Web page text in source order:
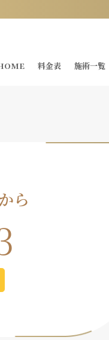
料金表 施術一覧
ら